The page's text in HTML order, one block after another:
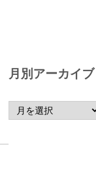
月別アーカイブ